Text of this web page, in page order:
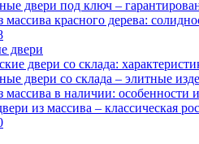
двери под ключ –
массива красного дерева:
двери
двери со склада:
двери со склада – элитные
массива в наличии:
из массива – классическая